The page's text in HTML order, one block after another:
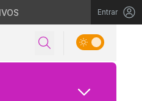
Entrar